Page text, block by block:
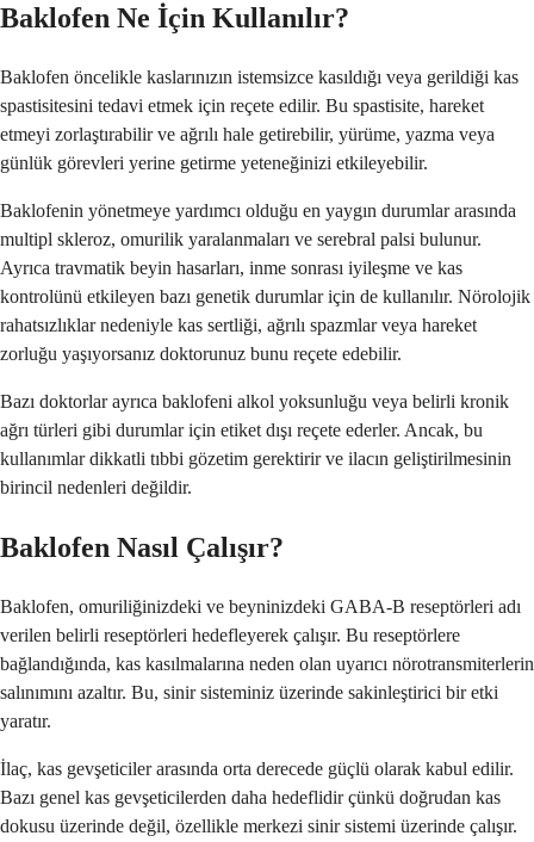
Baklofen Ne İçin Kullanılır?
Baklofen öncelikle kaslarınızın istemsizce kasıldığı veya gerildiği kas
spastisitesini tedavi etmek için reçete edilir. Bu spastisite, hareket
etmeyi zorlaştırabilir ve ağrılı hale getirebilir, yürüme, yazma veya
günlük görevleri yerine getirme yeteneğinizi etkileyebilir.
Baklofenin yönetmeye yardımcı olduğu en yaygın durumlar arasında
multipl skleroz, omurilik yaralanmaları ve serebral palsi bulunur.
Ayrıca travmatik beyin hasarları, inme sonrası iyileşme ve kas
kontrolünü etkileyen bazı genetik durumlar için de kullanılır. Nörolojik
rahatsızlıklar nedeniyle kas sertliği, ağrılı spazmlar veya hareket
zorluğu yaşıyorsanız doktorunuz bunu reçete edebilir.
Bazı doktorlar ayrıca baklofeni alkol yoksunluğu veya belirli kronik
ağrı türleri gibi durumlar için etiket dışı reçete ederler. Ancak, bu
kullanımlar dikkatli tıbbi gözetim gerektirir ve ilacın geliştirilmesinin
birincil nedenleri değildir.
Baklofen Nasıl Çalışır?
Baklofen, omuriliğinizdeki ve beyninizdeki GABA-B reseptörleri adı
verilen belirli reseptörleri hedefleyerek çalışır. Bu reseptörlere
bağlandığında, kas kasılmalarına neden olan uyarıcı nörotransmiterlerin
salınımını azaltır. Bu, sinir sisteminiz üzerinde sakinleştirici bir etki
yaratır.
İlaç, kas gevşeticiler arasında orta derecede güçlü olarak kabul edilir.
Bazı genel kas gevşeticilerden daha hedeflidir çünkü doğrudan kas
dokusu üzerinde değil, özellikle merkezi sinir sistemi üzerinde çalışır.